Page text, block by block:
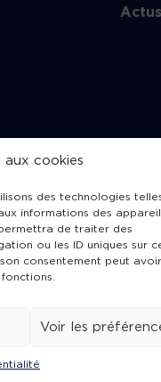
aux cookies
des technologies
informations des
de traiter des
ou les ID uniques sur
consentement peut
Voir les
Actus
Charte de